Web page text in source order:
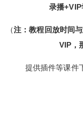
录播
（注：教程回放时间
VIP，
提供插件等课件